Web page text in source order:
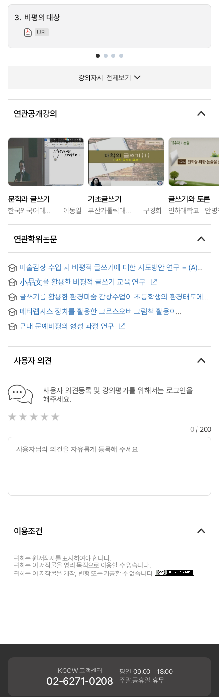
3. 비평의 대상
URL
강의차시 전체보기
연관공개강의
문학과 글쓰기
한국외국어대학교 이동일
기초글쓰기
부산가톨릭대학교 구경희
글쓰기와 토론
인하대학교 안
연관학위논문
미술감상 수업 시 비평적 글쓰기에 대한 지도방안 연구 = (A)
study on Teaching Method for Critical Writing in Art
Appreciation Education
小品文을 활용한 비평적 글쓰기 교육 연구
글쓰기를 활용한 환경미술 감상수업이 초등학생의 환경태도에
미치는 영향
메타렙시스 장치를 활용한 크로스오버 그림책 활용이
고등학생의 영어 비평문 쓰기 능력에 미치는 영향
근대 문예비평의 형성 과정 연구
사용자 의견
사용자 의견등록 및 강의평가를 위해서는 로그인을
해주세요.
0/ 200
이용조건
귀하는 원저작자를 표시하여야 합니다.
귀하는 이 저작물을 영리 목적으로 이용할 수 없습니다.
귀하는 이 저작물을 개작, 변형 또는 가공할 수 없습니다.
KOCW 고객센터
02-6271-0208
평일 09:00 ~ 18:00
주말,공휴일 휴무